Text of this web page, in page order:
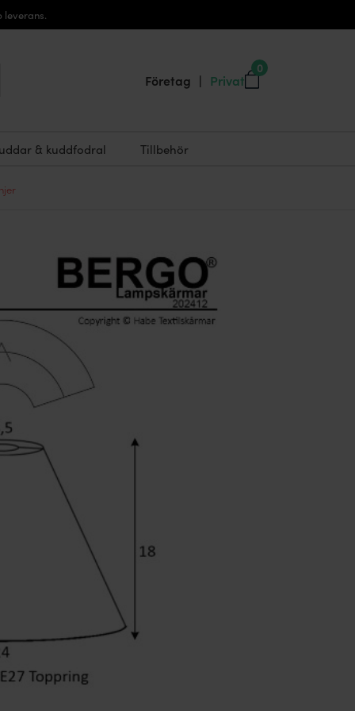
Företag | Privat
0
& kuddfodral Tillbehör